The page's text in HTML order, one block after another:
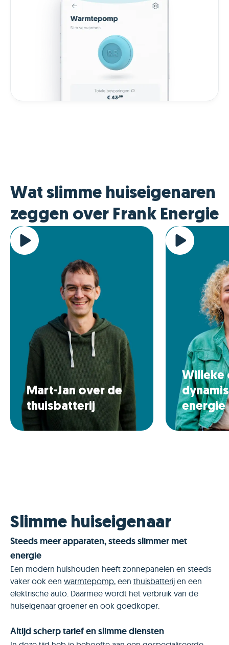
Wat slimme huiseigenaren
zeggen over Frank Energie
Mart-Jan over de
thuisbatterij
Willeke
energie
Slimme huiseigenaar
Steeds meer apparaten, steeds slimmer met
energie
Een modern huishouden heeft zonnepanelen en steeds
vaker ook een warmtepomp, een thuisbatterij en een
elektrische auto. Daarmee wordt het verbruik van de
huiseigenaar groener en ook goedkoper.
Altijd scherp tarief en slimme diensten